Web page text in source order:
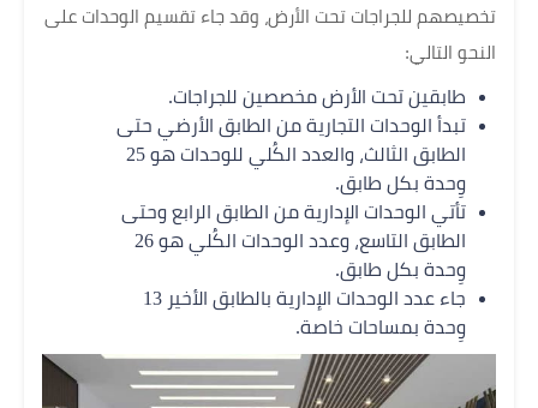
تخصيصهم للجراجات تحت الأرض، وقد جاء تقسيم الوحدات على
النحو التالي:
طابقين تحت الأرض مخصصين للجراجات.
تبدأ الوحدات التجارية من الطابق الأرضي حتى
الطابق الثالث، والعدد الكُلي للوحدات هو 25
وِحدة بكل طابق.
تأتي الوحدات الإدارية من الطابق الرابع وحتى
الطابق التاسع، وعدد الوحدات الكُلي هو 26
وِحدة بكل طابق.
جاء عدد الوحدات الإدارية بالطابق الأخير 13
وِحدة بمساحات خاصة.